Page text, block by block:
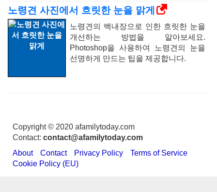
노령견 사진에서 흐릿한 눈을 맑게
노령견의 백내장으로 인한 흐릿한 눈을
개선하는 방법을 알아보세요.
Photoshop을 사용하여 노령견의 눈을
선명하게 만드는 팁을 제공합니다.
Copyright © 2020 afamilytoday.com
Contact: contact@afamilytoday.com
About
Contact Privacy Policy
Terms of Service
Cookie Policy (EU)